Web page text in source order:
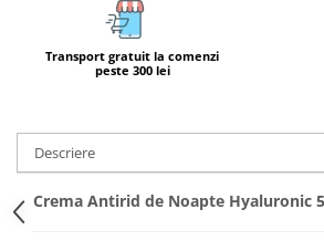
Transport gratuit la comenzi
peste 300 lei
Descriere
Crema Antirid de Noapte Hyaluronic